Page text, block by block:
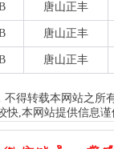
唐山正丰
唐山正丰
唐山正丰
不得转载本网站之所
快,本网站提供信息